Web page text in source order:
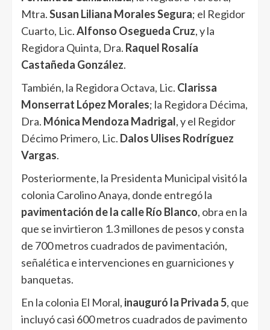
Mtra.Susan Liliana Morales Segura; el Regidor
Cuarto, Lic.Alfonso Osegueda Cruz, y la
Regidora Quinta, Dra. Raquel Rosalía
Castañeda González.
También, la Regidora Octava, Lic. Clarissa
Monserrat López Morales; la Regidora Décima,
Dra. Mónica Mendoza Madrigal, y el Regidor
Décimo Primero, Lic. Dalos Ulises Rodríguez
Vargas.
Posteriormente, la Presidenta Municipal visitó la
colonia Carolino Anaya, donde entregó la
pavimentación de la calle Río Blanco, obra en la
que se invirtieron 1.3 millones de pesos y consta
de 700 metros cuadrados de pavimentación,
señalética e intervenciones en guarniciones y
banquetas.
En la colonia El Moral, inauguró la Privada 5, que
incluyó casi 600 metros cuadrados de pavimento